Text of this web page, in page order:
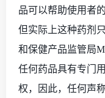
品可以帮助使用者
但实际上这种药剂
和保健产品监管局
任何药品具有专门
权，因此，任何声